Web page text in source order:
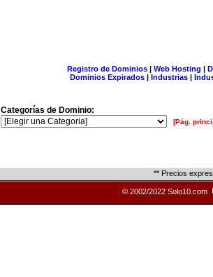
Registro de Dominios| Web Hosting |
Dominios Expirados | Industrias |
Categorías de Dominio:
[Pág.
** Precios
© 2002/2022 Solo10.com